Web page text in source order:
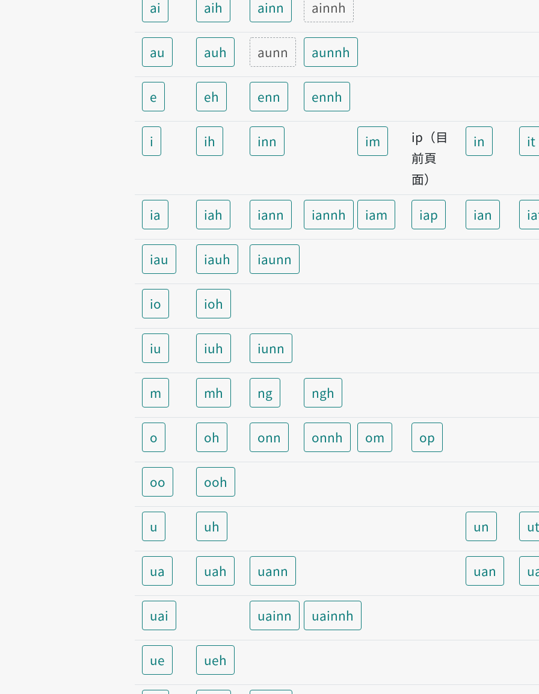
ai aih ainn ainnh
au auh aunn aunnh
e eh enn ennh
i ih inn im
ip（目
前頁
面）
in it
ia iah iann iannh iam iap ian
iau iauh iaunn
io ioh
iu iuh iunn
m mh ng ngh
o oh onn onnh om op
oo ooh
u uh un ut
ua uah uann uan
uai uainn uainnh
ue ueh